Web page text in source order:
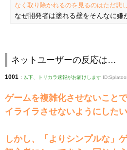
なく取り除かれるのを見るのはただ悲
なぜ開発者は塗れる壁をそんなに嫌
ネットユーザーの反応は…
1001 : 以下、トリカラ速報がお届けします
ゲームを複雑化させないこと
イライラさせないようにした
しかし、「よりシンプルな」